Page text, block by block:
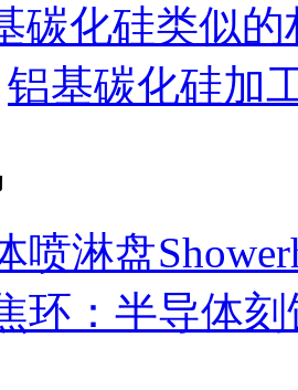
碳化硅类似的
铝基碳化硅加
喷淋盘
环：半导体